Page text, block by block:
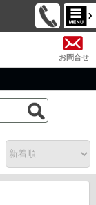
お問合せ